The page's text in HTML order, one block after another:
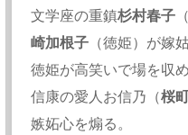
文学座の重鎮杉村春子
崎加根子 （徳姫）が嫁
徳姫が高笑いで場を収
信康の愛人お信乃（桜
嫉妬心を煽る。